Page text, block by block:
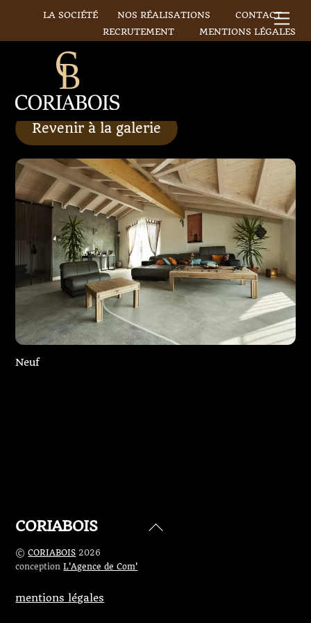
content
LA SOCIÉTÉNOS RÉALISATIONS CONTACT
RECRUTEMENT
MENTIONS LÉGALES
Revenir à la galerie
Neuf
Back
CORIABOIS
©CORIABOIS 2026
conceptionL'Agence de Com'
mentions légales